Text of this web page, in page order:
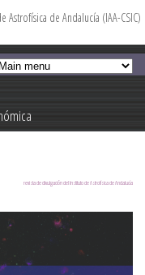
Astrofísica de Andalucía (IAA-CSIC)
revista de divulgación del Instituto de Astrofísica de Andalucía